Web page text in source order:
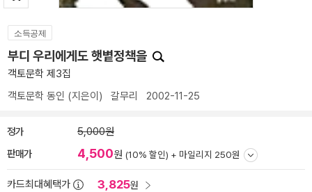
소득공제
부디 우리에게도 햇볕정책을
객토문학 제3집
객토문학 동인 (지은이) 갈무리 2002-11-25
정가 5,000원
판매가 4,500원 (10% 할인) + 마일리지 250원
카드최대혜택가 3,825원